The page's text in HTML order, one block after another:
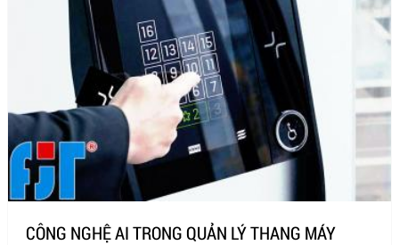
CÔNG NGHỆ AI TRONG QUẢN LÝ THANG MÁY